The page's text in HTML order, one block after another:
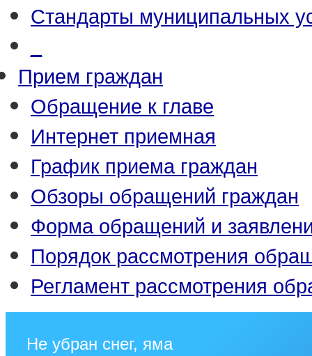
Стандарты муниципальных
Прием граждан
Обращение к главе
Интернет приемная
График приема граждан
Обзоры обращений граждан
Форма обращений и
Порядок рассмотрения
Регламент рассмотрения
Не убран снег, яма